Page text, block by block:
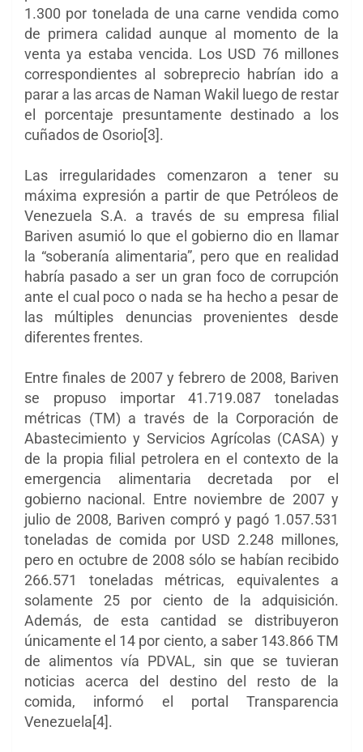
1.300 por tonelada de una carne vendida como
de primera calidad aunque al momento de la
venta ya estaba vencida. Los USD 76 millones
correspondientes al sobreprecio habrían ido a
parar a las arcas de Naman Wakil luego de restar
el porcentaje presuntamente destinado a los
cuñados de Osorio[3].
Las irregularidades comenzaron a tener su
máxima expresión a partir de que Petróleos de
Venezuela S.A. a través de su empresa filial
Bariven asumió lo que el gobierno dio en llamar
la “soberanía alimentaria”, pero que en realidad
habría pasado a ser un gran foco de corrupción
ante el cual poco o nada se ha hecho a pesar de
las múltiples denuncias provenientes desde
diferentes frentes.
Entre finales de 2007 y febrero de 2008, Bariven
se propuso importar 41.719.087 toneladas
métricas (TM) a través de la Corporación de
Abastecimiento y Servicios Agrícolas (CASA) y
de la propia filial petrolera en el contexto de la
emergencia alimentaria decretada por el
gobierno nacional. Entre noviembre de 2007 y
julio de 2008, Bariven compró y pagó 1.057.531
toneladas de comida por USD 2.248 millones,
pero en octubre de 2008 sólo se habían recibido
266.571 toneladas métricas, equivalentes a
solamente 25 por ciento de la adquisición.
Además, de esta cantidad se distribuyeron
únicamente el 14 por ciento, a saber 143.866 TM
de alimentos vía PDVAL, sin que se tuvieran
noticias acerca del destino del resto de la
comida, informó el portal Transparencia
Venezuela[4].